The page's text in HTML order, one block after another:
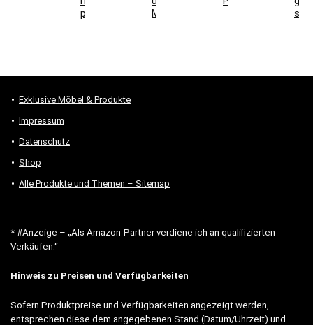
prüfen
Montage
sind
Exklusive Möbel & Produkte
Impressum
Datenschutz
Shop
Alle Produkte und Themen – Sitemap
* #Anzeige – „Als Amazon-Partner verdiene ich an qualifizierten
Verkäufen.“
Hinweis zu Preisen und Verfügbarkeiten
Sofern Produktpreise und Verfügbarkeiten angezeigt werden,
entsprechen diese dem angegebenen Stand (Datum/Uhrzeit) und